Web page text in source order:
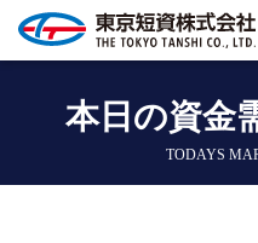
本日の資金
TODAYS